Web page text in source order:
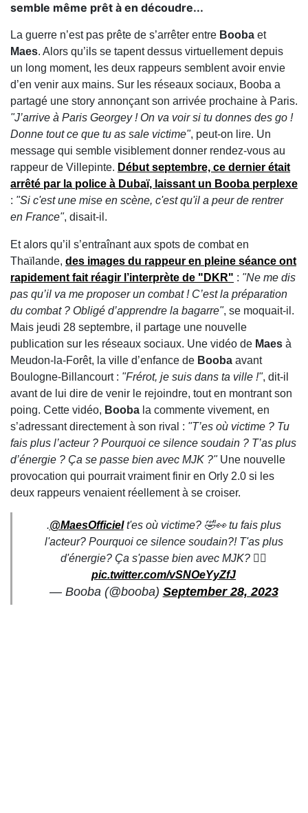
semble même prêt à en découdre...
La guerre n’est pas prête de s’arrêter entre Booba et
Maes. Alors qu’ils se tapent dessus virtuellement depuis
un long moment, les deux rappeurs semblent avoir envie
d’en venir aux mains. Sur les réseaux sociaux, Booba a
partagé une story annonçant son arrivée prochaine à Paris.
"J’arrive à Paris Georgey ! On va voir si tu donnes des go !
Donne tout ce que tu as sale victime", peut-on lire. Un
message qui semble visiblement donner rendez-vous au
rappeur de Villepinte. Début septembre, ce dernier était
arrêté par la police à Dubaï, laissant un Booba perplexe
: "Si c'est une mise en scène, c'est qu'il a peur de rentrer
en France", disait-il.
Et alors qu’il s’entraînant aux spots de combat en
Thaïlande, des images du rappeur en pleine séance ont
rapidement fait réagir l’interprète de "DKR" : "Ne me dis
pas qu’il va me proposer un combat ! C’est la préparation
du combat ? Obligé d’apprendre la bagarre", se moquait-il.
Mais jeudi 28 septembre, il partage une nouvelle
publication sur les réseaux sociaux. Une vidéo de Maes à
Meudon-la-Forêt, la ville d’enfance de Booba avant
Boulogne-Billancourt : "Frérot, je suis dans ta ville !", dit-il
avant de lui dire de venir le rejoindre, tout en montrant son
poing. Cette vidéo, Booba la commente vivement, en
s’adressant directement à son rival : "T’es où victime ? Tu
fais plus l’acteur ? Pourquoi ce silence soudain ? T’as plus
d’énergie ? Ça se passe bien avec MJK ?"Une nouvelle
provocation qui pourrait vraiment finir en Orly 2.0 si les
deux rappeurs venaient réellement à se croiser.
.@MaesOfficielt'es où victime? 🤣👀 tu fais plus
l'acteur? Pourquoi ce silence soudain?! T'as plus
d'énergie? Ça s'passe bien avec MJK? 🏴‍☠️
pic.twitter.com/vSNOeYyZfJ
— Booba (@booba) September 28, 2023